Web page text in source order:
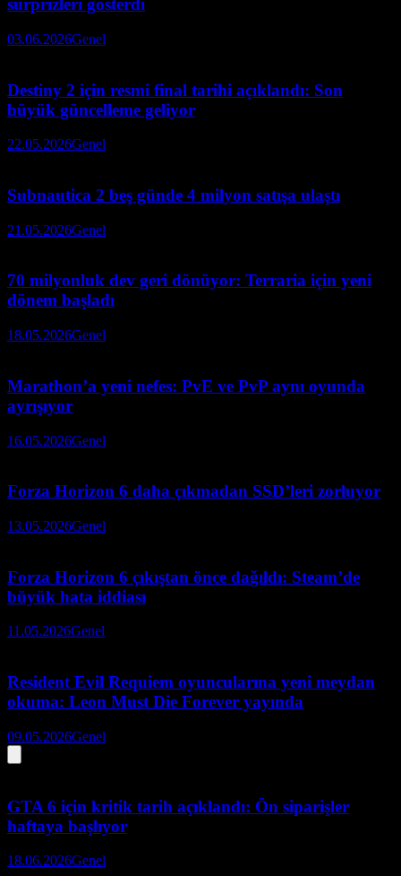
sürprizleri gösterdi
03.06.2026Genel
Destiny 2 için resmi final tarihi açıklandı: Son
büyük güncelleme geliyor
22.05.2026Genel
Subnautica 2 beş günde 4 milyon satışa ulaştı
21.05.2026Genel
70 milyonluk dev geri dönüyor: Terraria için yeni
dönem başladı
18.05.2026Genel
Marathon’a yeni nefes: PvE ve PvP aynı oyunda
ayrışıyor
16.05.2026Genel
Forza Horizon 6 daha çıkmadan SSD’leri zorluyor
13.05.2026Genel
Forza Horizon 6 çıkıştan önce dağıldı: Steam’de
büyük hata iddiası
11.05.2026Genel
Resident Evil Requiem oyuncularına yeni meydan
okuma: Leon Must Die Forever yayında
09.05.2026Genel
GTA 6 için kritik tarih açıklandı: Ön siparişler
haftaya başlıyor
18.06.2026Genel